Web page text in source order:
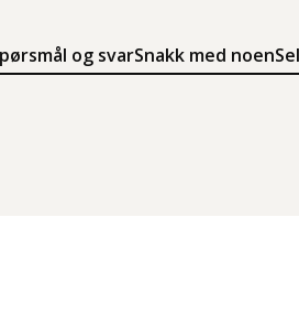
og svarSnakk med noen